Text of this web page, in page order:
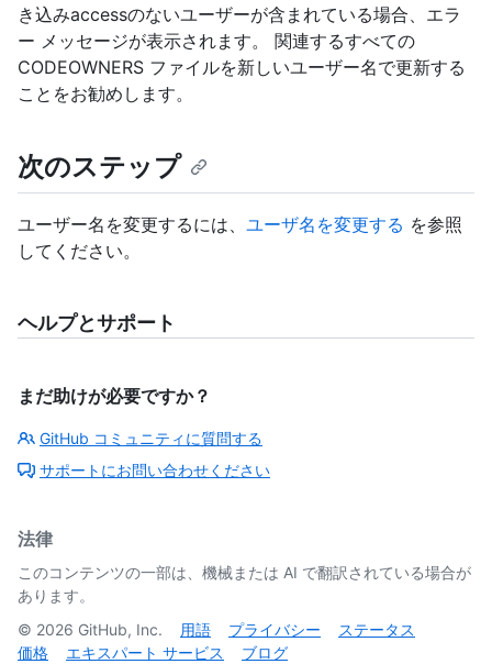
き込みaccessのないユーザーが含まれている場合、エラ
ー メッセージが表示されます。 関連するすべての
CODEOWNERS ファイルを新しいユーザー名で更新する
ことをお勧めします。
次のステップ
ユーザー名を変更するには、 ユーザ名を変更する を参照
してください。
ヘルプとサポート
まだ助けが必要ですか？
GitHub コミュニティに質問する
サポートにお問い合わせください
法律
このコンテンツの一部は、機械または AI で翻訳されている場合が
あります。
© 2026 GitHub, Inc. 用語 プライバシー
ステータス
価格
エキスパート サービス ブログ